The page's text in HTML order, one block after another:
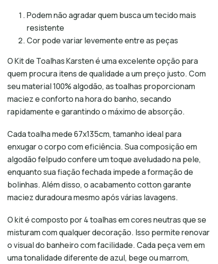
Podem não agradar quem busca um tecido mais
resistente
Cor pode variar levemente entre as peças
O Kit de Toalhas Karsten é uma excelente opção para
quem procura itens de qualidade a um preço justo. Com
seu material 100% algodão, as toalhas proporcionam
maciez e conforto na hora do banho, secando
rapidamente e garantindo o máximo de absorção.
Cada toalha mede 67x135cm, tamanho ideal para
enxugar o corpo com eficiência. Sua composição em
algodão felpudo confere um toque aveludado na pele,
enquanto sua fiação fechada impede a formação de
bolinhas. Além disso, o acabamento cotton garante
maciez duradoura mesmo após várias lavagens.
O kit é composto por 4 toalhas em cores neutras que se
misturam com qualquer decoração. Isso permite renovar
o visual do banheiro com facilidade. Cada peça vem em
uma tonalidade diferente de azul, bege ou marrom,